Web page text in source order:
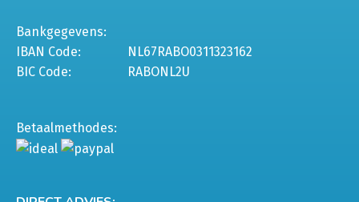
Bankgegevens:
IBAN Code:
NL67RABO0311323162
BIC Code:
RABONL2U
Betaalmethodes: